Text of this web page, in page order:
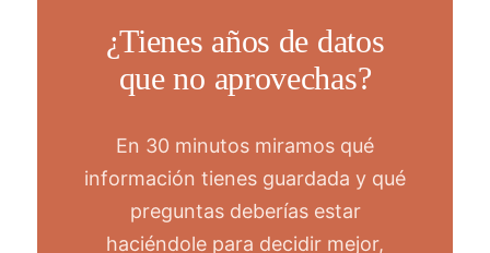
¿Tienes años de datos
que no aprovechas?
En 30 minutos miramos qué
información tienes guardada y qué
preguntas deberías estar
haciéndole para decidir mejor,